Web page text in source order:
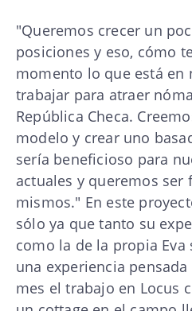
"Queremos crecer un
posiciones y eso, cómo
momento lo que está en
trabajar para atraer
República Checa.
modelo y crear uno
sería beneficioso para
actuales y queremos ser
mismos." En este
sólo ya que tanto su
como la de la propia
una experiencia
mes el trabajo en Locus